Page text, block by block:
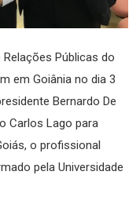
Públicas do
em Goiânia no dia 3
Bernardo De
Carlos Lago para
o profissional
pela Universidade